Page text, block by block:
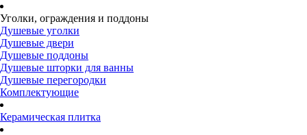
Уголки, ограждения и поддоны
Душевые уголки
Душевые двери
Душевые поддоны
Душевые шторки для ванны
Душевые перегородки
Комплектующие
Керамическая плитка